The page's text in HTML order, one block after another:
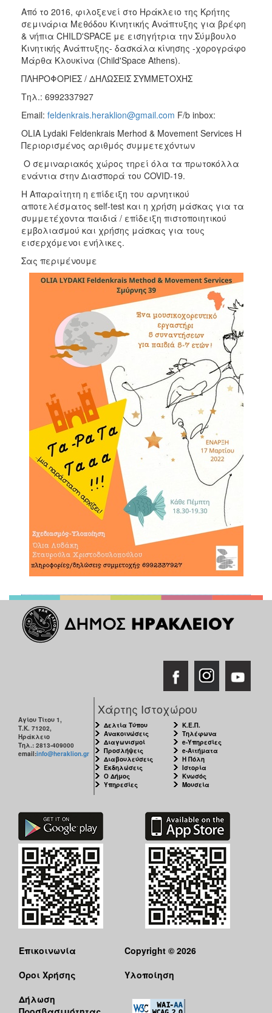
Από το 2016, φιλοξενεί στο Ηράκλειο της Κρήτης
σεμινάρια Μεθόδου Κινητικής Ανάπτυξης για βρέφη
& νήπια CHILD'SPACE με εισηγήτρια την Σύμβουλο
Κινητικής Ανάπτυξης- δασκάλα κίνησης -χορογράφο
Μάρθα Κλουκίνα (Child'Space Athens).
ΠΛΗΡΟΦΟΡΙΕΣ / ΔΗΛΩΣΕΙΣ ΣΥΜΜΕΤΟΧΗΣ
Tηλ.: 6992337927
Email: feldenkrais.heraklion@gmail.com F/b inbox:
OLIA Lydaki Feldenkrais Merhod & Movement Services H
Περιορισμένος αριθμός συμμετεχόντων
Ο σεμιναριακός χώρος τηρεί όλα τα πρωτοκόλλα
ενάντια στην Διασπορά του COVID-19.
Η Απαραίτητη η επίδειξη του αρνητικού
αποτελέσματος self-test και η χρήση μάσκας για τα
συμμετέχοντα παιδιά / επίδειξη πιστοποιητικού
εμβολιασμού και χρήσης μάσκας για τους
εισερχόμενοι ενήλικες.
Σας περιμένουμε
Αγίου Τίτου 1,
Τ.Κ. 71202,
Ηράκλειο
Τηλ.: 2813-409000
email:info@heraklion.gr
Χάρτης Ιστοχώρου
Δελτία Τύπου
Ανακοινώσεις
Διαγωνισμοί
Προσλήψεις
Διαβουλεύσεις
Εκδηλώσεις
Ο Δήμος
Υπηρεσίες
Κ.Ε.Π.
Τηλέφωνα
e-Υπηρεσίες
e-Αιτήματα
Η Πόλη
Ιστορία
Κνωσός
Μουσεία
Επικοινωνία
Όροι Χρήσης
Δήλωση
Copyright © 2026
Υλοποίηση